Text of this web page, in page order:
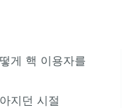
게 핵 이용자를
지던 시절